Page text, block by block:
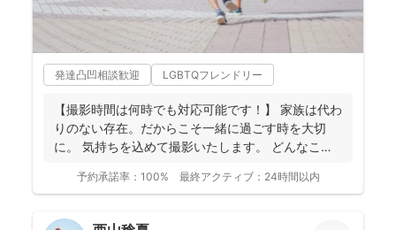
発達凸凹相談歓迎 LGBTQフレンドリー
【撮影時間は何時でも対応可能です！】 家族は代わ
りのない存在。だからこそ一緒に過ごす時を大切
に。 気持ちを込めて撮影いたします。 どんなこと
予約承諾率： 100% 最終アクティブ： 24時間以内